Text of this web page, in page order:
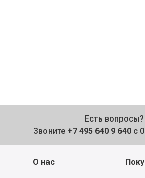
Есть вопросы?
Звоните +7 495 640 9 640 с
О нас